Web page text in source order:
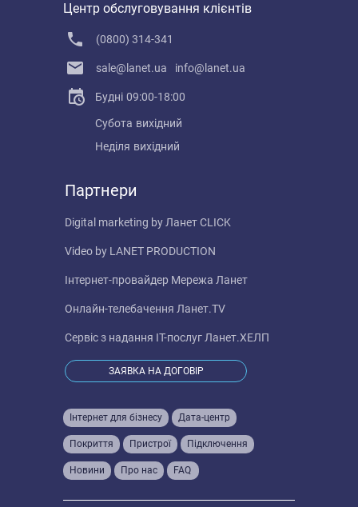
Інтернет для бізнесу Дата-центр
Покриття Пристрої Підключення
Новини Про нас FAQ
Центр обслуговування клієнтів
(0800) 314-341
sale@lanet.ua info@lanet.ua
Будні 09:00-18:00
Субота вихідний
Неділя вихідний
Партнери
Digital marketing by Ланет CLICK
Video by LANET PRODUCTION
Інтернет-провайдер Мережа Ланет
Онлайн-телебачення Ланет.TV
Сервіс з надання IT-послуг Ланет.ХЕЛП
ЗАЯВКА НА ДОГОВІР